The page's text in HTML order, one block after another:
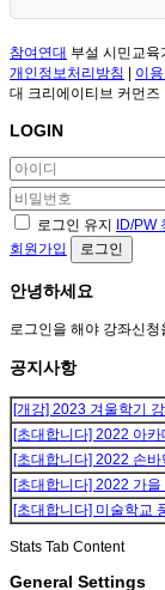
참여연대 부설 시민교육
개인정보처리방침 | 이
대 크리에이티브 커먼
LOGIN
로그인 유지
ID/PW
회원가입
로그인
안녕하세요
로그인을 해야 강좌신
공지사항
[개강] 2023 겨울학기
[초대합니다] 2022 아카
[초대합니다] 2022 손바
[초대합니다] 2022 가을
[초대합니다] 미술학교
Stats Tab Content
General Settings